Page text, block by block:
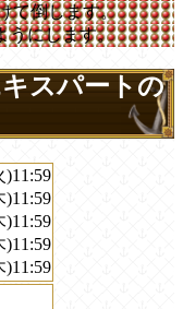
て倒します。
うにします。
スパートの
)11:59
)11:59
)11:59
)11:59
)11:59